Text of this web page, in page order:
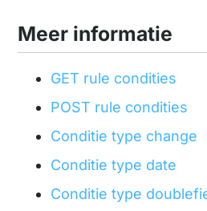
Meer informatie
GET rule condities
POST rule condities
Conditie type change
Conditie type date
Conditie type